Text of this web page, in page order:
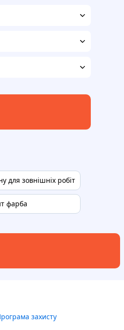
для зовнішніх робіт
фарба
захисту